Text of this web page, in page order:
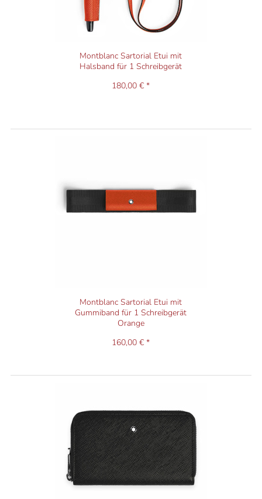
Montblanc Sartorial Etui mit
Halsband für 1 Schreibgerät
180,00 € *
Montblanc Sartorial Etui mit
Gummiband für 1 Schreibgerät
Orange
160,00 € *